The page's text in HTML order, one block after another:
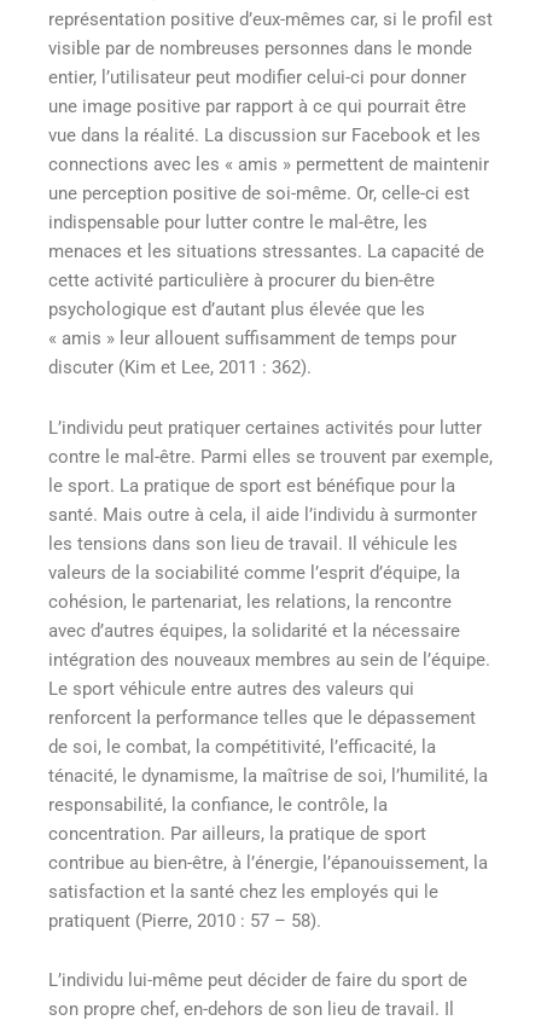
représentation positive d’eux-mêmes car, si le profil est
visible par de nombreuses personnes dans le monde
entier, l’utilisateur peut modifier celui-ci pour donner
une image positive par rapport à ce qui pourrait être
vue dans la réalité. La discussion sur Facebook et les
connections avec les « amis » permettent de maintenir
une perception positive de soi-même. Or, celle-ci est
indispensable pour lutter contre le mal-être, les
menaces et les situations stressantes. La capacité de
cette activité particulière à procurer du bien-être
psychologique est d’autant plus élevée que les
« amis » leur allouent suffisamment de temps pour
discuter (Kim et Lee, 2011 : 362).
L’individu peut pratiquer certaines activités pour lutter
contre le mal-être. Parmi elles se trouvent par exemple,
le sport. La pratique de sport est bénéfique pour la
santé. Mais outre à cela, il aide l’individu à surmonter
les tensions dans son lieu de travail. Il véhicule les
valeurs de la sociabilité comme l’esprit d’équipe, la
cohésion, le partenariat, les relations, la rencontre
avec d’autres équipes, la solidarité et la nécessaire
intégration des nouveaux membres au sein de l’équipe.
Le sport véhicule entre autres des valeurs qui
renforcent la performance telles que le dépassement
de soi, le combat, la compétitivité, l’efficacité, la
ténacité, le dynamisme, la maîtrise de soi, l’humilité, la
responsabilité, la confiance, le contrôle, la
concentration. Par ailleurs, la pratique de sport
contribue au bien-être, à l’énergie, l’épanouissement, la
satisfaction et la santé chez les employés qui le
pratiquent (Pierre, 2010 : 57 – 58).
L’individu lui-même peut décider de faire du sport de
son propre chef, en-dehors de son lieu de travail. Il